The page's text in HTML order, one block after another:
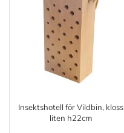
Insektshotell för Vildbin, kloss
liten h22cm